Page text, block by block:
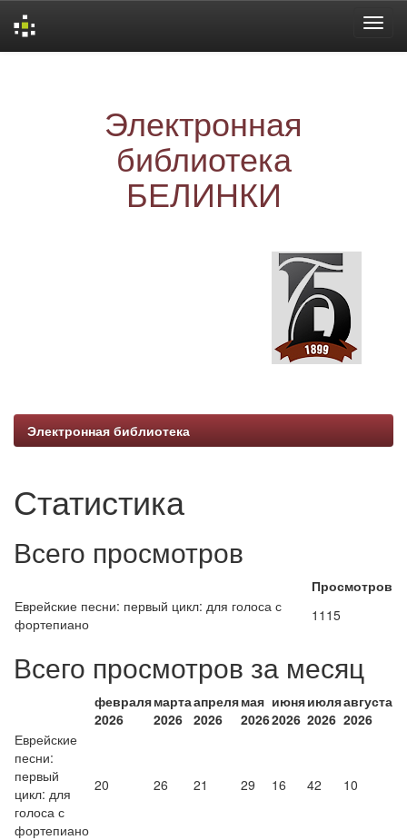
Электронная
библиотека
БЕЛИНКИ
Электронная библиотека
Статистика
Всего просмотров
Просмотров
Еврейские песни: первый цикл: для голоса с
фортепиано
1115
Всего просмотров за месяц
февраля
2026
марта
2026
апреля
2026
мая
2026
июня
2026
июля
2026
августа
2026
Еврейские
песни:
первый
цикл: для
голоса с
фортепиано
20 26 21 29 16 42 10